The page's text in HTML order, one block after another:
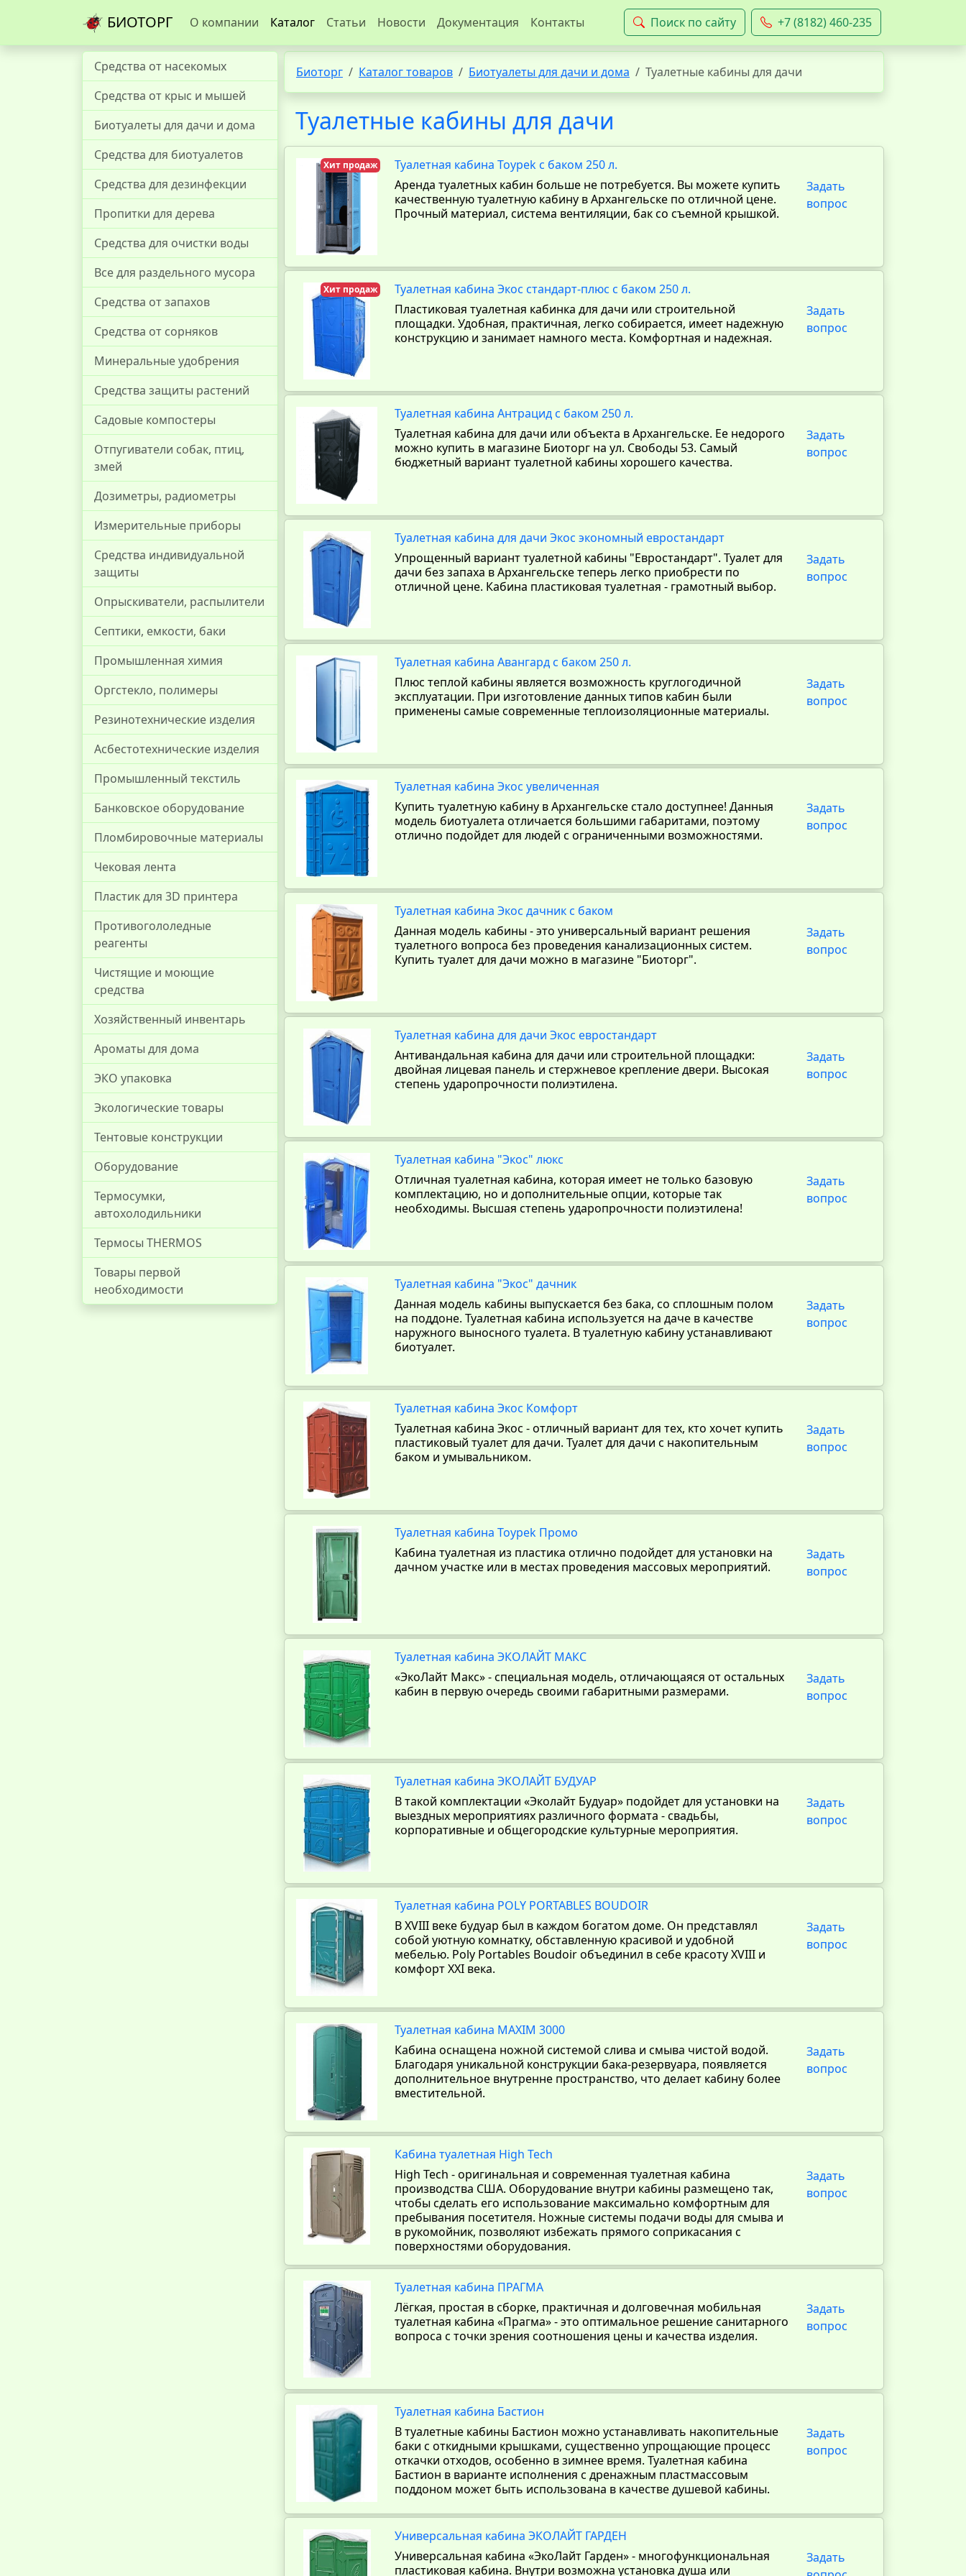
БИОТОРГ О компании Каталог Статьи Новости Документация Контакты Поиск по сайту +7 (8182) 460-235
Средства от насекомых
Средства от крыс и мышей
Биотуалеты для дачи и дома
Средства для биотуалетов
Средства для дезинфекции
Пропитки для дерева
Средства для очистки воды
Все для раздельного мусора
Средства от запахов
Средства от сорняков
Минеральные удобрения
Средства защиты растений
Садовые компостеры
Отпугиватели собак, птиц,
змей
Дозиметры, радиометры
Измерительные приборы
Средства индивидуальной
защиты
Опрыскиватели, распылители
Септики, емкости, баки
Промышленная химия
Оргстекло, полимеры
Резинотехнические изделия
Асбестотехнические изделия
Промышленный текстиль
Банковское оборудование
Пломбировочные материалы
Чековая лента
Пластик для 3D принтера
Противогололедные
реагенты
Чистящие и моющие
средства
Хозяйственный инвентарь
Ароматы для дома
ЭКО упаковка
Экологические товары
Тентовые конструкции
Оборудование
Термосумки,
автохолодильники
Термосы THERMOS
Товары первой
необходимости
Биоторг Каталог товаров Биотуалеты для дачи и дома Туалетные кабины для дачи
Туалетные кабины для дачи
Хит продаж
Туалетная кабина Toypek с баком 250 л.
Аренда туалетных кабин больше не потребуется. Вы можете купить
качественную туалетную кабину в Архангельске по отличной цене.
Прочный материал, система вентиляции, бак со съемной крышкой.
Задать
вопрос
Хит продаж
Туалетная кабина Экос стандарт-плюс с баком 250 л.
Пластиковая туалетная кабинка для дачи или строительной
площадки. Удобная, практичная, легко собирается, имеет надежную
конструкцию и занимает намного места. Комфортная и надежная.
Задать
вопрос
Туалетная кабина Антрацид с баком 250 л.
Туалетная кабина для дачи или объекта в Архангельске. Ее недорого
можно купить в магазине Биоторг на ул. Свободы 53. Самый
бюджетный вариант туалетной кабины хорошего качества.
Задать
вопрос
Туалетная кабина для дачи Экос экономный евростандарт
Упрощенный вариант туалетной кабины "Евростандарт". Туалет для
дачи без запаха в Архангельске теперь легко приобрести по
отличной цене. Кабина пластиковая туалетная - грамотный выбор.
Задать
вопрос
Туалетная кабина Авангард с баком 250 л.
Плюс теплой кабины является возможность круглогодичной
эксплуатации. При изготовление данных типов кабин были
применены самые современные теплоизоляционные материалы.
Задать
вопрос
Туалетная кабина Экос увеличенная
Купить туалетную кабину в Архангельске стало доступнее! Данныя
модель биотуалета отличается большими габаритами, поэтому
отлично подойдет для людей с ограниченными возможностями.
Задать
вопрос
Туалетная кабина Экос дачник с баком
Данная модель кабины - это универсальный вариант решения
туалетного вопроса без проведения канализационных систем.
Купить туалет для дачи можно в магазине "Биоторг".
Задать
вопрос
Туалетная кабина для дачи Экос евростандарт
Антивандальная кабина для дачи или строительной площадки:
двойная лицевая панель и стержневое крепление двери. Высокая
степень ударопрочности полиэтилена.
Задать
вопрос
Туалетная кабина "Экос" люкс
Отличная туалетная кабина, которая имеет не только базовую
комплектацию, но и дополнительные опции, которые так
необходимы. Высшая степень ударопрочности полиэтилена!
Задать
вопрос
Туалетная кабина "Экос" дачник
Данная модель кабины выпускается без бака, со сплошным полом
на поддоне. Туалетная кабина используется на даче в качестве
наружного выносного туалета. В туалетную кабину устанавливают
биотуалет.
Задать
вопрос
Туалетная кабина Экос Комфорт
Туалетная кабина Экос - отличный вариант для тех, кто хочет купить
пластиковый туалет для дачи. Туалет для дачи с накопительным
баком и умывальником.
Задать
вопрос
Туалетная кабина Toypek Промо
Кабина туалетная из пластика отлично подойдет для установки на
дачном участке или в местах проведения массовых мероприятий.
Задать
вопрос
Туалетная кабина ЭКОЛАЙТ МАКС
«ЭкоЛайт Макс» - специальная модель, отличающаяся от остальных
кабин в первую очередь своими габаритными размерами.
Задать
вопрос
Туалетная кабина ЭКОЛАЙТ БУДУАР
В такой комплектации «Эколайт Будуар» подойдет для установки на
выездных мероприятиях различного формата - свадьбы,
корпоративные и общегородские культурные мероприятия.
Задать
вопрос
Туалетная кабина POLY PORTABLES BOUDOIR
В XVIII веке будуар был в каждом богатом доме. Он представлял
собой уютную комнатку, обставленную красивой и удобной
мебелью. Poly Portables Boudoir объединил в себе красоту ХVIII и
комфорт XXI века.
Задать
вопрос
Туалетная кабина MAXIM 3000
Кабина оснащена ножной системой слива и смыва чистой водой.
Благодаря уникальной конструкции бака-резервуара, появляется
дополнительное внутренне пространство, что делает кабину более
вместительной.
Задать
вопрос
Кабина туалетная High Tech
High Tech - оригинальная и современная туалетная кабина
производства США. Оборудование внутри кабины размещено так,
чтобы сделать его использование максимально комфортным для
пребывания посетителя. Ножные системы подачи воды для смыва и
в рукомойник, позволяют избежать прямого соприкасания с
поверхностями оборудования.
Задать
вопрос
Туалетная кабина ПРАГМА
Лёгкая, простая в сборке, практичная и долговечная мобильная
туалетная кабина «Прагма» - это оптимальное решение санитарного
вопроса с точки зрения соотношения цены и качества изделия.
Задать
вопрос
Туалетная кабина Бастион
В туалетные кабины Бастион можно устанавливать накопительные
баки с откидными крышками, существенно упрощающие процесс
откачки отходов, особенно в зимнее время. Туалетная кабина
Бастион в варианте исполнения с дренажным пластмассовым
поддоном может быть использована в качестве душевой кабины.
Задать
вопрос
Универсальная кабина ЭКОЛАЙТ ГАРДЕН
Универсальная кабина «ЭкоЛайт Гарден» - многофункциональная
пластиковая кабина. Внутри возможна установка душа или
Задать